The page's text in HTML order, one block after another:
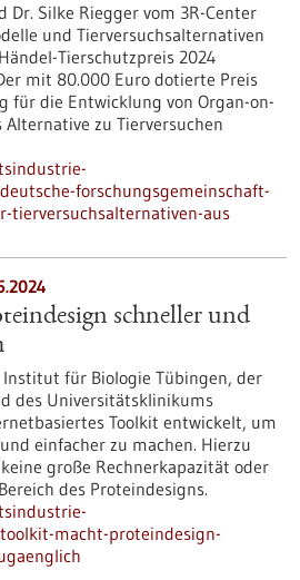
Dr. Silke Riegger vom 3R-Center
und Tierversuchsalternativen
Tierschutzpreis 2024
mit 80.000 Euro dotierte Preis
für die Entwicklung von Organ-on-
Alternative zu Tierversuchen
forschungsgemeinschaft-
tierversuchsalternativen-aus
schneller und
Institut für Biologie Tübingen, der
des Universitätsklinikums
Toolkit entwickelt, um
einfacher zu machen. Hierzu
große Rechnerkapazität oder
des Proteindesigns.
macht-proteindesign-